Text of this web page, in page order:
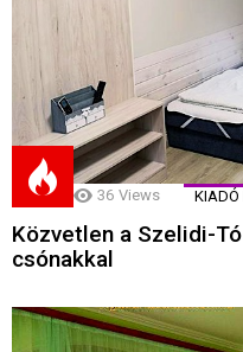
36 Views KIADÓ
Közvetlen a Szelidi-
csónakkal